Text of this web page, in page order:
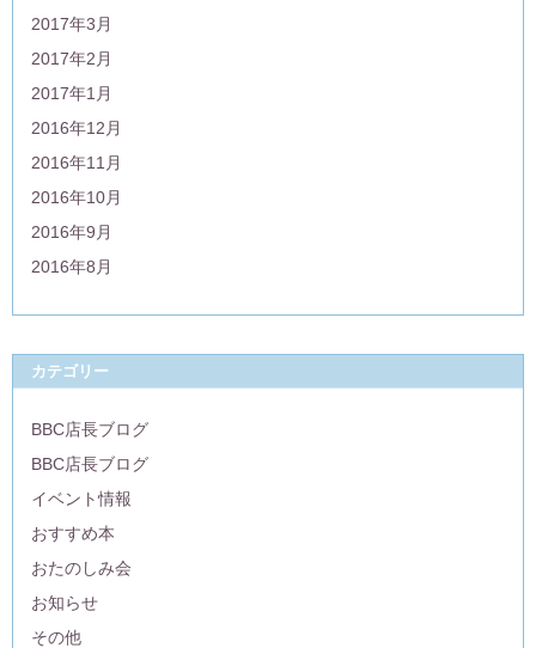
2017年3月
2017年2月
2017年1月
2016年12月
2016年11月
2016年10月
2016年9月
2016年8月
カテゴリー
BBC店長ブログ
BBC店長ブログ
イベント情報
おすすめ本
おたのしみ会
お知らせ
その他